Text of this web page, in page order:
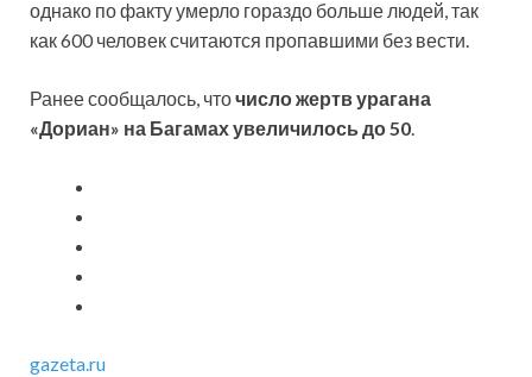
однако по факту умерло гораздо больше людей, так
как 600 человек считаются пропавшими без вести.
Ранее сообщалось, чточисло жертв урагана
«Дориан» на Багамах увеличилось до 50.
gazeta.ru